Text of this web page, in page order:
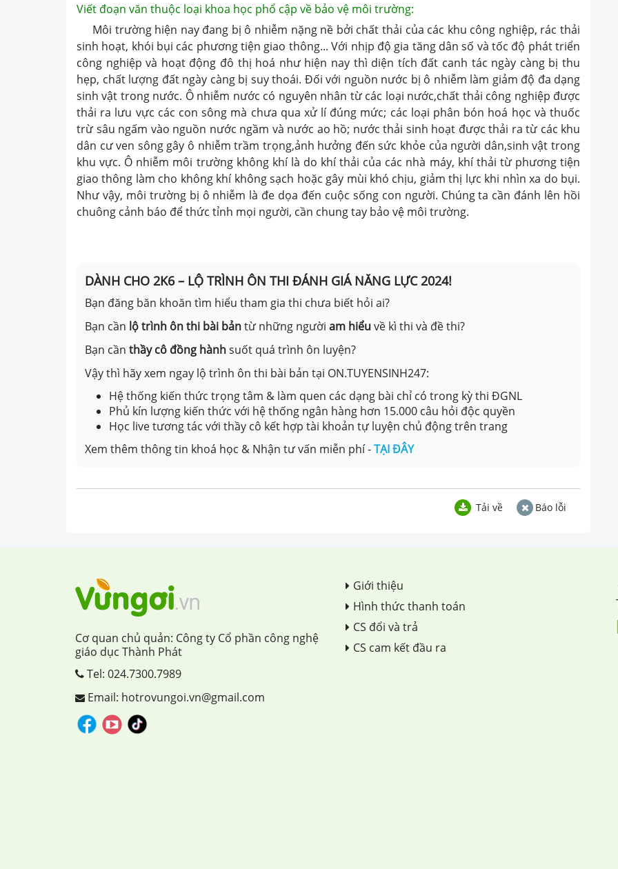
Viết đoạn văn thuộc loại khoa học phổ cập về bảo vệ môi trường:
Môi trường hiện nay đang bị ô nhiễm nặng nề bởi chất thải của các khu công nghiệp, rác thải
sinh hoạt, khói bụi các phương tiện giao thông... Với nhịp độ gia tăng dân số và tốc độ phát triển
công nghiệp và hoạt động đô thị hoá như hiện nay thì diện tích đất canh tác ngày càng bị thu
hẹp, chất lượng đất ngày càng bị suy thoái. Đối với nguồn nước bị ô nhiễm làm giảm độ đa dạng
sinh vật trong nước. Ô nhiễm nước có nguyên nhân từ các loại nước,chất thải công nghiệp được
thải ra lưu vực các con sông mà chưa qua xử lí đúng mức; các loại phân bón hoá học và thuốc
trừ sâu ngấm vào nguồn nước ngầm và nước ao hồ; nước thải sinh hoạt được thải ra từ các khu
dân cư ven sông gây ô nhiễm trầm trọng,ảnh hưởng đến sức khỏe của người dân,sinh vật trong
khu vực. Ô nhiễm môi trường không khí là do khí thải của các nhà máy, khí thải từ phương tiện
giao thông làm cho không khí không sạch hoặc gây mùi khó chịu, giảm thị lực khi nhìn xa do bụi.
Như vậy, môi trường bị ô nhiễm là đe dọa đến cuộc sống con người. Chúng ta cần đánh lên hồi
chuông cảnh báo để thức tỉnh mọi người, cần chung tay bảo vệ môi trường.
DÀNH CHO 2K6 – LỘ TRÌNH ÔN THI ĐÁNH GIÁ NĂNG LỰC 2024!
Bạn đăng băn khoăn tìm hiểu tham gia thi chưa biết hỏi ai?
Bạn cần lộ trình ôn thi bài bảntừ những người am hiểuvề kì thi và đề thi?
Bạn cần thầy cô đồng hànhsuốt quá trình ôn luyện?
Vậy thì hãy xem ngay lộ trình ôn thi bài bản tại ON.TUYENSINH247:
Hệ thống kiến thức trọng tâm & làm quen các dạng bài chỉ có trong kỳ thi ĐGNL
Phủ kín lượng kiến thức với hệ thống ngân hàng hơn 15.000 câu hỏi độc quyền
Học live tương tác với thầy cô kết hợp tài khoản tự luyện chủ động trên trang
Xem thêm thông tin khoá học & Nhận tư vấn miễn phí -TẠI ĐÂY
Tải về Báo lỗi
Cơ quan chủ quản: Công ty Cổ phần công nghệ
giáo dục Thành Phát
Tel: 024.7300.7989
Email: hotrovungoi.vn@gmail.com
Giới thiệu
Hình thức thanh toán
CS đổi và trả
CS cam kết đầu ra